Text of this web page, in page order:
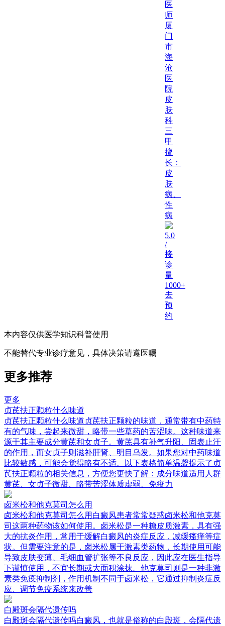
医
师
厦
门
市
海
沧
医
院
皮
肤
科
三
甲
擅
长：
皮
肤
病、
性
病
5.0
/
接
诊
量
1000+
去
预
约
本内容仅供医学知识科普使用
不能替代专业诊疗意见，具体决策请遵医嘱
更多推荐
更多
贞芪扶正颗粒什么味道
贞芪扶正颗粒什么味道贞芪扶正颗粒的味道，通常带有中药特
有的气味，尝起来微甜，略带一些草药的苦涩味。这种味道来
源于其主要成分黄芪和女贞子。黄芪具有补气升阳、固表止汗
的作用，而女贞子则滋补肝肾、明目乌发。如果您对中药味道
比较敏感，可能会觉得略有不适。以下表格简单温馨提示了贞
芪扶正颗粒的相关信息，方便您更快了解：成分味道适用人群
黄芪、女贞子微甜、略带苦涩体质虚弱、免疫力
卤米松和他克莫司怎么用
卤米松和他克莫司怎么用白癜风患者常常疑惑卤米松和他克莫
司这两种药物该如何使用。卤米松是一种糖皮质激素，具有强
大的抗炎作用，常用于缓解白癜风的炎症反应，减缓瘙痒等症
状。但需要注意的是，卤米松属于激素类药物，长期使用可能
导致皮肤变薄、毛细血管扩张等不良反应，因此应在医生指导
下谨慎使用，不宜长期或大面积涂抹。他克莫司则是一种非激
素类免疫抑制剂，作用机制不同于卤米松，它通过抑制炎症反
应、调节免疫系统来改善
白殿斑会隔代遗传吗
白殿斑会隔代遗传吗白癜风，也就是俗称的白殿斑，会隔代遗